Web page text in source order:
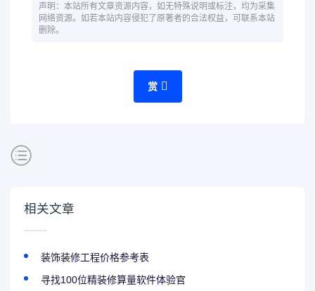
声明：本站所有文章资源内容，如无特殊说明或标注，均为采集
网络资源。如若本站内容侵犯了原著者的合法权益，可联系本站
删除。
赏
相关文章
装饰装修工程价格参考表
寻找100位精装修算量软件体验官